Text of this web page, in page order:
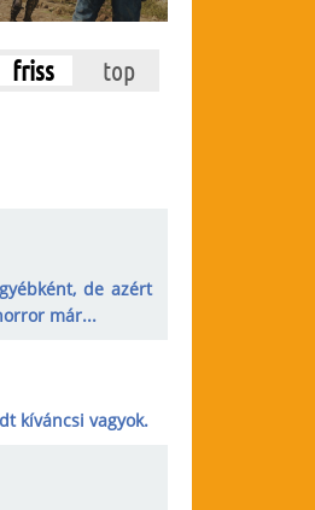
friss
top
de azért
már...
kíváncsi vagyok.